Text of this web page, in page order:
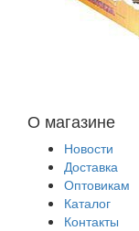
О магазине
Новости
Доставка
Оптовикам
Каталог
Контакты